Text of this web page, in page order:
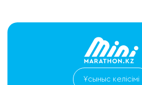
Ұсыныс келісімі